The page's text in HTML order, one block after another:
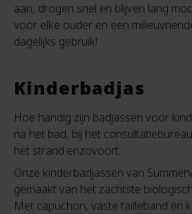
aan, drogen snel en blijven lang
voor elke ouder en een
dagelijks gebruik!
Kinderbadjas
Hoe handig zijn badjassen voor
na het bad, bij het
het strand enzovoort.
Onze kinderbadjassen van
gemaakt van het zachtste
Met capuchon, vaste tailleband én